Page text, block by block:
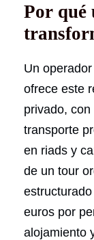
Por qué
Un
ofrece este
privado,
transporte
en riads y
de un tour
euros por
alojamiento